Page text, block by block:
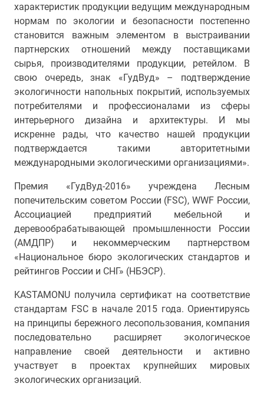
характеристик продукции ведущим международным
нормам по экологии и безопасности постепенно
становится важным элементом в выстраивании
партнерских отношений между поставщиками
сырья, производителями продукции, ретейлом. В
свою очередь, знак «ГудВуд» – подтверждение
экологичности напольных покрытий, используемых
потребителями и профессионалами из сферы
интерьерного дизайна и архитектуры. И мы
искренне рады, что качество нашей продукции
подтверждается такими авторитетными
международными экологическими организациями».
Премия «ГудВуд-2016» учреждена Лесным
попечительским советом России (FSC), WWF России,
Ассоциацией предприятий мебельной и
деревообрабатывающей промышленности России
(АМДПР) и некоммерческим партнерством
«Национальное бюро экологических стандартов и
рейтингов России и СНГ» (НБЭСР).
KASTAMONU получила сертификат на соответствие
стандартам FSC в начале 2015 года. Ориентируясь
на принципы бережного лесопользования, компания
последовательно расширяет экологическое
направление своей деятельности и активно
участвует в проектах крупнейших мировых
экологических организаций.